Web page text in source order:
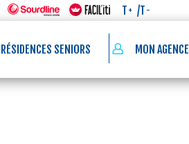
T + /T -
SENIORS MON AGENCE